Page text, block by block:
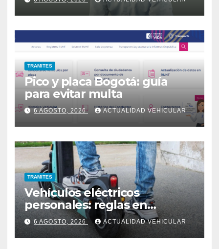
TRAMITES
Pico y placa Bogotá: guía
para evitar multa
6 AGOSTO, 2026 ACTUALIDAD VEHICULAR
TRAMITES
Vehículos eléctricos
personales: reglas en
Colombia
6 AGOSTO, 2026 ACTUALIDAD VEHICULAR